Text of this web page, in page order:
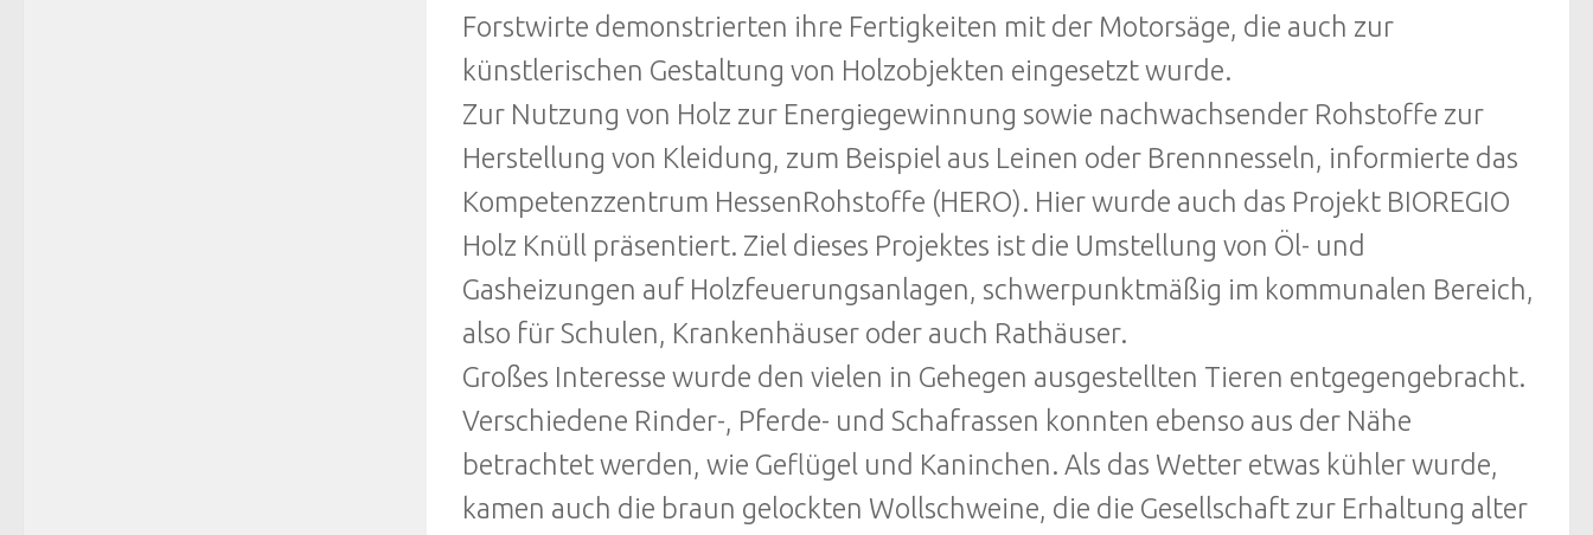
Forstwirte demonstrierten ihre Fertigkeiten mit der Motorsäge, die auch zur
künstlerischen Gestaltung von Holzobjekten eingesetzt wurde.
Zur Nutzung von Holz zur Energiegewinnung sowie nachwachsender Rohstoffe zur
Herstellung von Kleidung, zum Beispiel aus Leinen oder Brennnesseln, informierte das
Kompetenzzentrum HessenRohstoffe (HERO). Hier wurde auch das Projekt BIOREGIO
Holz Knüll präsentiert. Ziel dieses Projektes ist die Umstellung von Öl- und
Gasheizungen auf Holzfeuerungsanlagen, schwerpunktmäßig im kommunalen Bereich,
also für Schulen, Krankenhäuser oder auch Rathäuser.
Großes Interesse wurde den vielen in Gehegen ausgestellten Tieren entgegengebracht.
Verschiedene Rinder-, Pferde- und Schafrassen konnten ebenso aus der Nähe
betrachtet werden, wie Geflügel und Kaninchen. Als das Wetter etwas kühler wurde,
kamen auch die braun gelockten Wollschweine, die die Gesellschaft zur Erhaltung alter